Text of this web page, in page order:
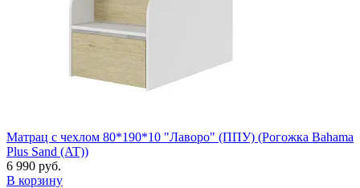
Матрац с чехлом 80*190*10 "Лаворо" (ППУ) (Рогожка Bahama
Plus Sand (AT))
6 990 руб.
В корзину